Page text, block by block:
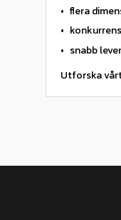
flera
snabb
Utforska